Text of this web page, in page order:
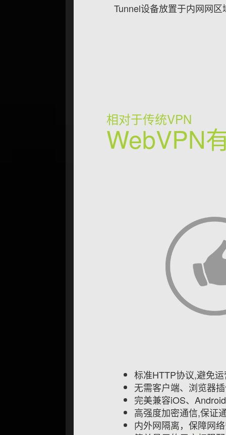
Tunnel设备放置于内⽹网
相对于传统VPN
WebVPN
标准HTTP协议,避免
无需客户端、浏览器
完美兼容iOS、
高强度加密通信,保证
内外网隔离，保障网